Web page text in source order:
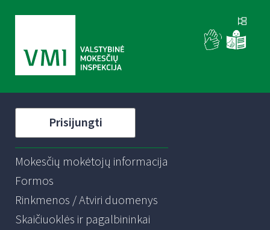
Prisijungti
Mokesčių mokėtojų informacija
Formos
Rinkmenos / Atviri duomenys
Skaičiuoklės ir pagalbininkai